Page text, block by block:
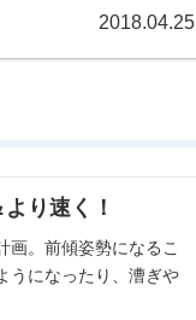
2018.04.25
り速く！
画。前傾姿勢になるこ
うになったり、漕ぎや